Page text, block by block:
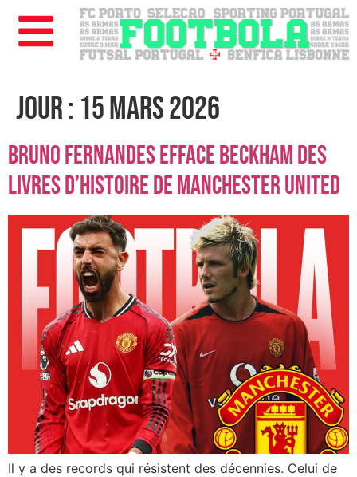
Jour : 15 mars 2026
Bruno Fernandes efface Beckham des
livres d’histoire de Manchester United
Il y a des records qui résistent des décennies. Celui de